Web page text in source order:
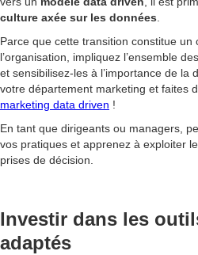
culture axée sur les données
Parce que cette transition constitue
l’organisation, impliquez l’ensemble
et sensibilisez-les à l’importance de la
votre département marketing et faites
marketing data driven !
En tant que dirigeants ou managers,
vos pratiques et apprenez à exploiter
prises de décision.
Investir dans les
adaptés